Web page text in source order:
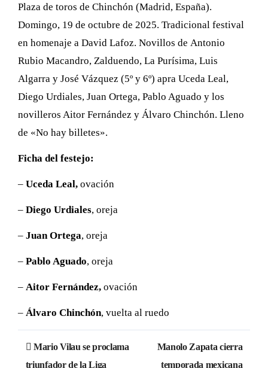
Plaza de toros de Chinchón (Madrid, España).
Domingo, 19 de octubre de 2025. Tradicional festival
en homenaje a David Lafoz. Novillos de Antonio
Rubio Macandro, Zalduendo, La Purísima, Luis
Algarra y José Vázquez (5º y 6º) apra Uceda Leal,
Diego Urdiales, Juan Ortega, Pablo Aguado y los
novilleros Aitor Fernández y Álvaro Chinchón. Lleno
de «No hay billetes».
Ficha del festejo:
– Uceda Leal,ovación
– Diego Urdiales, oreja
– Juan Ortega, oreja
– Pablo Aguado, oreja
– Aitor Fernández,ovación
– Álvaro Chinchón, vuelta al ruedo
Navegación
Mario Vilau se proclama
triunfador de la Liga
Manolo Zapata cierra
temporada mexicana